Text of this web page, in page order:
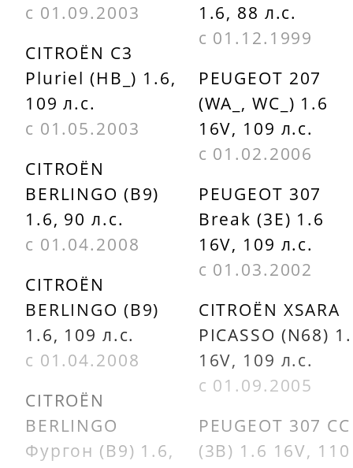
с 01.09.2003
CITROËN C3
Pluriel (HB_) 1.6,
109 л.с.
с 01.05.2003
CITROËN
BERLINGO (B9)
1.6, 90 л.с.
с 01.04.2008
CITROËN
BERLINGO (B9)
1.6, 109 л.с.
с 01.04.2008
CITROËN
BERLINGO
Фургон (B9) 1.6,
1.6, 88 л.с.
с 01.12.1999
PEUGEOT 207
(WA_, WC_) 1.6
16V, 109 л.с.
с 01.02.2006
PEUGEOT 307
Break (3E) 1.6
16V, 109 л.с.
с 01.03.2002
CITROËN XSARA
PICASSO (N68)
16V, 109 л.с.
с 01.09.2005
PEUGEOT 307 CC
(3B) 1.6 16V, 110